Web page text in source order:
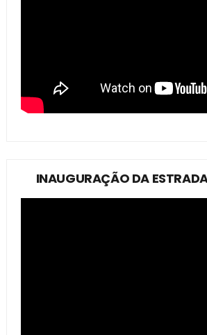
INAUGURAÇÃO DA